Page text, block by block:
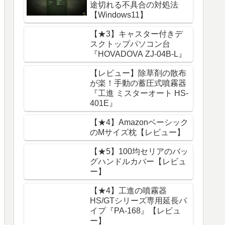
途切れる不具合の対処法
【Windows11】
【★3】キャスター付きデ
スクトップパソコン台
『HOVADOVA ZJ-04B-L』
【レビュー】除草剤の散布
が楽！手動の蓄圧式噴霧器
『工進 ミスターオート HS-
401E』
【★4】Amazonベーシック
のMサイズ枕【レビュー】
【★5】100均セリアのバッ
グハンドルカバー【レビュ
ー】
【★4】工進の噴霧器
HS/GTシリーズ専用延長パ
イプ『PA-168』【レビュ
ー】